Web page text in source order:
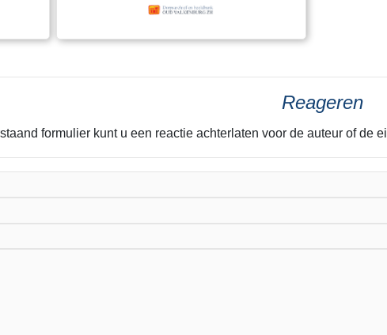
Reageren
formulier kunt u een reactie achterlaten voor de auteur of de